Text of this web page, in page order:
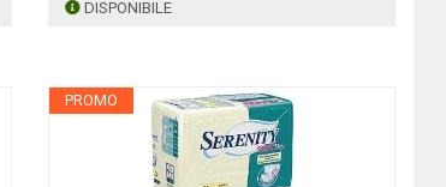
DISPONIBILE
PROMO